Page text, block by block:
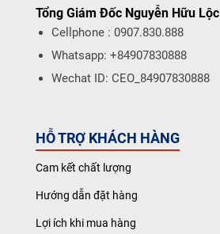
Tổng Giám Đốc Nguyễn Hữu Lộc
Cellphone : 0907.830.888
Whatsapp: +84907830888
Wechat ID: CEO_84907830888
HỖ TRỢ KHÁCH HÀNG
Cam kết chất lượng
Hướng dẫn đặt hàng
Lợi ích khi mua hàng